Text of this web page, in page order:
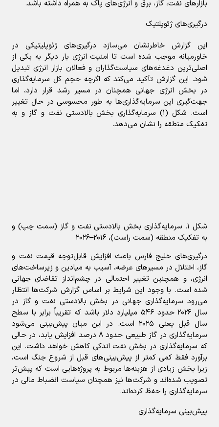
بازارهای نفت، گاز، برق و انرژی‌های پاک به همراه داشته باشد.
درگیری‌های ژئوپلتیک
این گزارش خاطرنشان می‌سازد درگیری‌های ژئوپلیتیکی در
خاورمیانه موجب شده است تا امنیت انرژی بار دیگر به یکی از
اصلی‌ترین دغدغه‌های سیاست‌گذاران و فعالان بازار انرژی تبدیل
شود. این گزارش تأکید می‌کند که اگرچه حجم کل سرمایه‌گذاری
در بخش انرژی جهانی همچنان در مسیر رشد قرار دارد، اما
جهت‌گیری این سرمایه‌گذاری‌ها به طور محسوسی در حال تغییر
است. شکل (۱) سرمایه‌گذاری بخش بالادستی نفت و گاز و به
تفکیک منطقه را نشان می‌دهد.
شکل ۱. سرمایه‌گذاری بخش بالادستی نفت و گاز (سمت چپ) و
به تفکیک منطقه (سمت راست)، ۲۰۱۶–۲۰۲۶
درگیری‌های خلیج فارس باعث افزایش قابل‌توجه قیمت نفت و
گاز، اختلال در مسیرهای عرضه، آسیب به میادین و زیرساخت‌های
انرژی، و همچنین تغییر احتمالی در چشم‌انداز تقاضای جهانی
شده است. با وجود این شرایط بر اساس گزارش شرکت‌ها انتظار
می‌رود سرمایه‌گذاری جهانی در بخش بالادستی نفت و گاز در
سال ۲۰۲۶ حدود ۵۴۶ میلیارد دلار باشد که تقریباً برابر با سطح
سال قبل یعنی ۲۰۲۵ است. در این میان پیش‌بینی می‌شود
سرمایه‌گذاری در گاز طبیعی حدود ۸ درصد افزایش ‌یابد، در حالی
که سرمایه‌گذاری در بخش نفت اندکی کاهش خواهد داشت. این
برآورد فقط کمی کمتر از پیش‌بینی‌های قبل از شروع جنگ است،
زیرا بخش زیادی از هزینه‌ها مربوط به پروژه‌هایی است که پیش‌تر
تصویب شده‌اند و شرکت‌ها نیز همچنان سیاست انضباط مالی در
سرمایه‌گذاری را حفظ کرده‌اند.
پیش‌بینی سرمایه‌گذاری